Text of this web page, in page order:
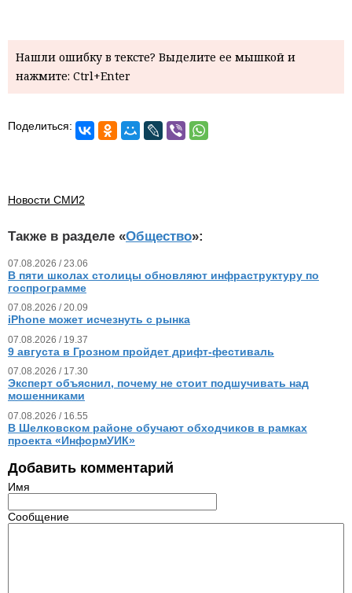
Нашли ошибку в тексте? Выделите ее мышкой и
нажмите: Ctrl+Enter
Поделиться:
Новости СМИ2
Также в разделе «Общество»:
07.08.2026 / 23.06
В пяти школах столицы обновляют инфраструктуру по
госпрограмме
07.08.2026 / 20.09
iPhone может исчезнуть с рынка
07.08.2026 / 19.37
9 августа в Грозном пройдет дрифт-фестиваль
07.08.2026 / 17.30
Эксперт объяснил, почему не стоит подшучивать над
мошенниками
07.08.2026 / 16.55
В Шелковском районе обучают обходчиков в рамках
проекта «ИнформУИК»
Добавить комментарий
Имя
Сообщение